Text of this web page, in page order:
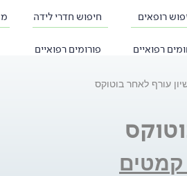
רופאים חיפוש חדרי לידה
רפואיים פורומים רפואיים
עורף לאחר בוטוקס
קמטים